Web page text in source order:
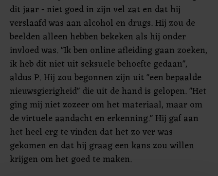
dit jaar - niet goed in zijn vel zat en dat hij
verslaafd was aan alcohol en drugs. Hij zou de
beelden alleen hebben bekeken als hij onder
invloed was. "Ik ben online afleiding gaan zoeken,
ik heb dit niet uit seksuele behoefte gedaan",
aldus P. Hij zou begonnen zijn uit "een bepaalde
nieuwsgierigheid" die uit de hand is gelopen. "Het
ging mij niet zozeer om het materiaal, maar om
de virtuele aandacht en erkenning." Hij gaf aan
het heel erg te vinden dat het zo ver was
gekomen en dat hij graag een kans zou willen
krijgen om het goed te maken.